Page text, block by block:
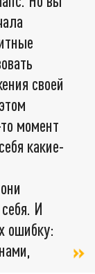
своей
момент
какие-
И
ошибку: